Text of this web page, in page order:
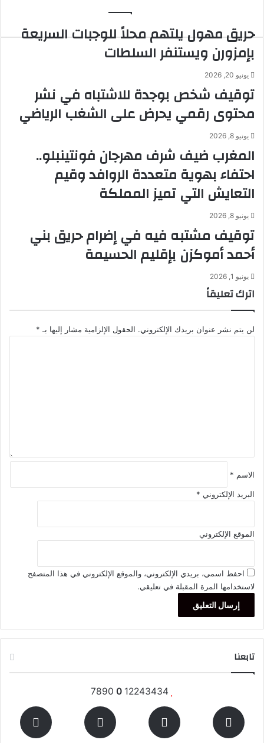
حريق مهول يلتهم محلاً للوجبات السريعة
بإمزورن ويستنفر السلطات
يونيو 20, 2026
توقيف شخص بوجدة للاشتباه في نشر
محتوى رقمي يحرض على الشغب الرياضي
يونيو 8, 2026
المغرب ضيف شرف مهرجان فونتينبلو..
احتفاء بهوية متعددة الروافد وقيم
التعايش التي تميز المملكة
يونيو 8, 2026
توقيف مشتبه فيه في إضرام حريق بني
أحمد أموكزن بإقليم الحسيمة
يونيو 1, 2026
اترك تعليقاً
لن يتم نشر عنوان بريدك الإلكتروني. الحقول الإلزامية مشار إليها بـ *
الاسم *
البريد الإلكتروني *
الموقع الإلكتروني
احفظ اسمي، بريدي الإلكتروني، والموقع الإلكتروني في هذا المتصفح
لاستخدامها المرة المقبلة في تعليقي.
تابعنا
12243434
0